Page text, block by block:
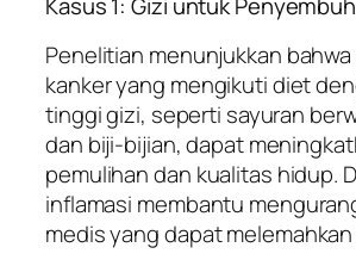
Kasus 1: Gizi untuk
Penelitian menunjukkan
kanker yang mengikuti diet
tinggi gizi, seperti sayuran
dan biji-bijian, dapat
pemulihan dan kualitas hidup.
inflamasi membantu
medis yang dapat